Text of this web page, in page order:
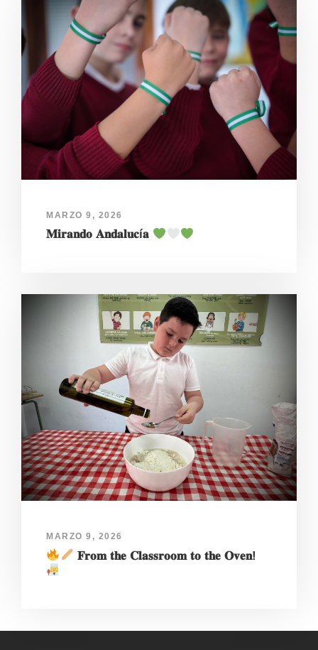
MARZO 9, 2026
𝐌𝐢𝐫𝐚𝐧𝐝𝐨 𝐀𝐧𝐝𝐚𝐥𝐮𝐜í𝐚
MARZO 9, 2026
𝐅𝐫𝐨𝐦 𝐭𝐡𝐞 𝐂𝐥𝐚𝐬𝐬𝐫𝐨𝐨𝐦 𝐭𝐨 𝐭𝐡𝐞 𝐎𝐯𝐞𝐧!